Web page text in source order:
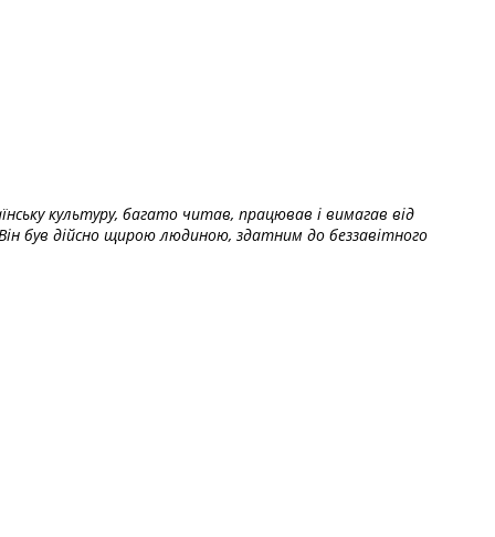
культуру, багато читав, працював і вимагав від
був дійсно щирою людиною, здатним до беззавітного